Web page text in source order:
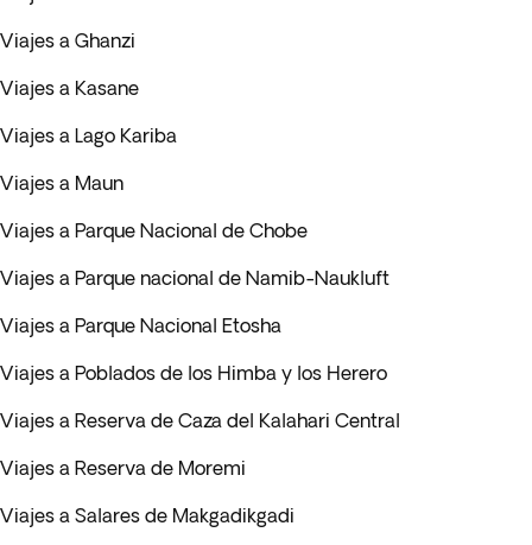
Viajes a Ghanzi
Viajes a Kasane
Viajes a Lago Kariba
Viajes a Maun
Viajes a Parque Nacional de Chobe
Viajes a Parque nacional de Namib-Naukluft
Viajes a Parque Nacional Etosha
Viajes a Poblados de los Himba y los Herero
Viajes a Reserva de Caza del Kalahari Central
Viajes a Reserva de Moremi
Viajes a Salares de Makgadikgadi